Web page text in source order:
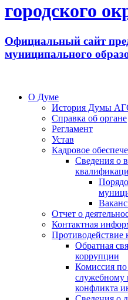
городского
Официальный сайт
муниципального
О Думе
История Думы
Справка об органе
Регламент
Устав
Кадровое
Сведения о
Отчет о
Контактная
Противодействие
Обратная
коррупции
Комиссия
служебному
конфликта